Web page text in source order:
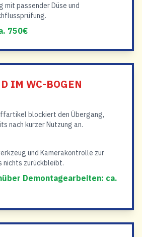
mit passender Düse und
750€
IM WC-BOGEN
blockiert den Übergang,
nach kurzer Nutzung an.
und Kamerakontrolle zur
nichts zurückbleibt.
Demontagearbeiten: ca.